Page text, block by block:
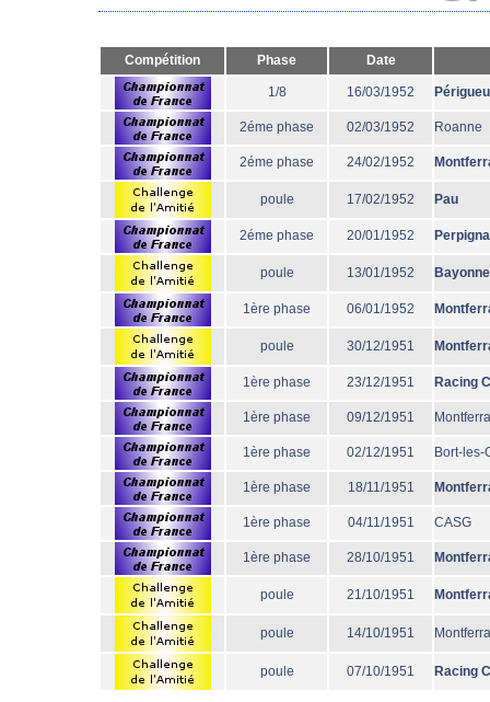
Compétition Phase Date
1/8 16/03/1952
2éme phase 02/03/1952 Roanne
2éme phase 24/02/1952
poule 17/02/1952 Pau
2éme phase 20/01/1952
poule 13/01/1952 Bayonne
1ère phase 06/01/1952
poule 30/12/1951
1ère phase 23/12/1951 Racing
1ère phase 09/12/1951
1ère phase 02/12/1951 Bort-les-
1ère phase 18/11/1951
1ère phase 04/11/1951 CASG
1ère phase 28/10/1951
poule 21/10/1951
poule 14/10/1951
poule 07/10/1951 Racing